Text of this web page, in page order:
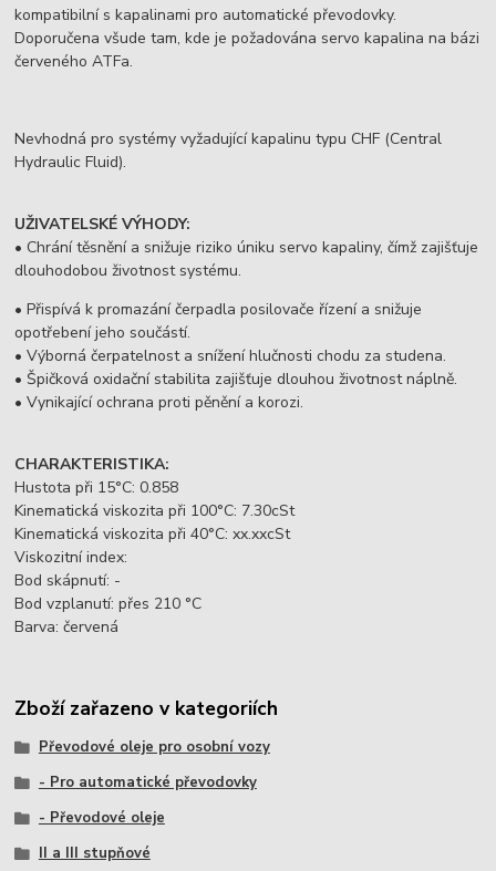
kompatibilní s kapalinami pro automatické převodovky.
Doporučena všude tam, kde je požadována servo kapalina na bázi
červeného ATFa.
Nevhodná pro systémy vyžadující kapalinu typu CHF (Central
Hydraulic Fluid).
UŽIVATELSKÉ VÝHODY:
• Chrání těsnění a snižuje riziko úniku servo kapaliny, čímž zajišťuje
dlouhodobou životnost systému.
• Přispívá k promazání čerpadla posilovače řízení a snižuje
opotřebení jeho součástí.
• Výborná čerpatelnost a snížení hlučnosti chodu za studena.
• Špičková oxidační stabilita zajišťuje dlouhou životnost náplně.
• Vynikající ochrana proti pěnění a korozi.
CHARAKTERISTIKA:
Hustota při 15°C: 0.858
Kinematická viskozita při 100°C: 7.30cSt
Kinematická viskozita při 40°C: xx.xxcSt
Viskozitní index:
Bod skápnutí: -
Bod vzplanutí: přes 210 °C
Barva: červená
Zboží zařazeno v kategoriích
Převodové oleje pro osobní vozy
- Pro automatické převodovky
- Převodové oleje
II a III stupňové